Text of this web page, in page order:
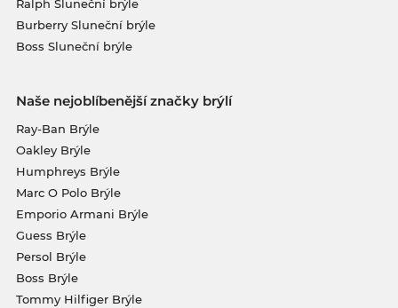
Ralph Sluneční brýle
Burberry Sluneční brýle
Boss Sluneční brýle
Naše nejoblíbenější značky brýlí
Ray-Ban Brýle
Oakley Brýle
Humphreys Brýle
Marc O Polo Brýle
Emporio Armani Brýle
Guess Brýle
Persol Brýle
Boss Brýle
Tommy Hilfiger Brýle